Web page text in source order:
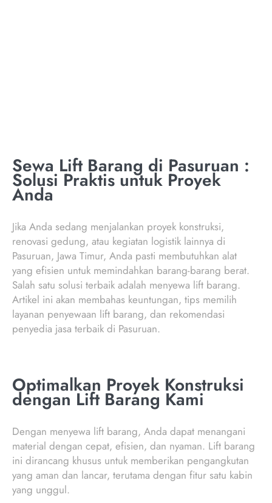
Sewa Lift Barang di Pasuruan :
Solusi Praktis untuk Proyek
Anda
Jika Anda sedang menjalankan proyek konstruksi,
renovasi gedung, atau kegiatan logistik lainnya di
Pasuruan, Jawa Timur, Anda pasti membutuhkan alat
yang efisien untuk memindahkan barang-barang berat.
Salah satu solusi terbaik adalah menyewa lift barang.
Artikel ini akan membahas keuntungan, tips memilih
layanan penyewaan lift barang, dan rekomendasi
penyedia jasa terbaik di Pasuruan.
Optimalkan Proyek Konstruksi
dengan Lift Barang Kami
Dengan menyewa lift barang, Anda dapat menangani
material dengan cepat, efisien, dan nyaman. Lift barang
ini dirancang khusus untuk memberikan pengangkutan
yang aman dan lancar, terutama dengan fitur satu kabin
yang unggul.